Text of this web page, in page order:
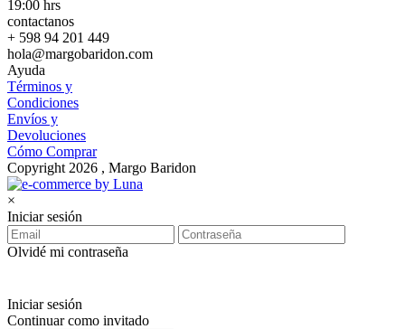
19:00 hrs
contactanos
+ 598 94 201 449
hola@margobaridon.com
Ayuda
Términos y
Condiciones
Envíos y
Devoluciones
Cómo Comprar
Copyright 2026 , Margo Baridon
×
Iniciar sesión
Olvidé mi contraseña
Iniciar sesión
Continuar como invitado